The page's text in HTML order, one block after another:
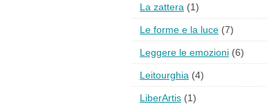
La zattera (1)
Le forme e la luce (7)
Leggere le emozioni (6)
Leitourghia (4)
LiberArtis (1)